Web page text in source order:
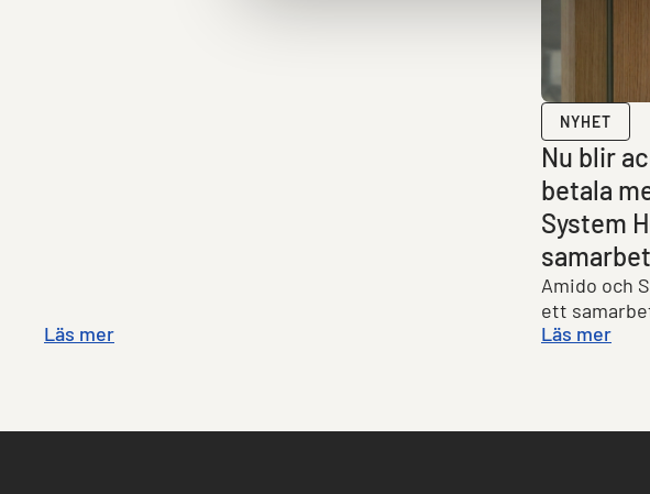
Läs mer
NYHET
Nu blir
betala
System
Amido och
ett
Läs mer